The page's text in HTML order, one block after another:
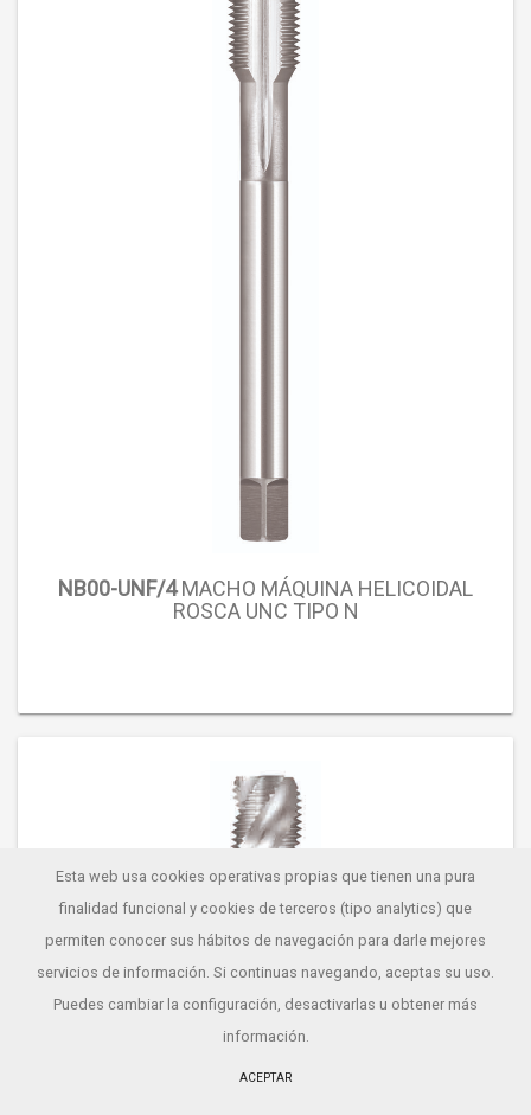
NB00-UNF/4MACHO MÁQUINA HELICOIDAL
ROSCA UNC TIPO N
Esta web usa cookies operativas propias que tienen una pura
finalidad funcional y cookies de terceros (tipo analytics) que
permiten conocer sus hábitos de navegación para darle mejores
servicios de información. Si continuas navegando, aceptas su uso.
Puedes cambiar la configuración, desactivarlas u obtener más
información.
ACEPTAR